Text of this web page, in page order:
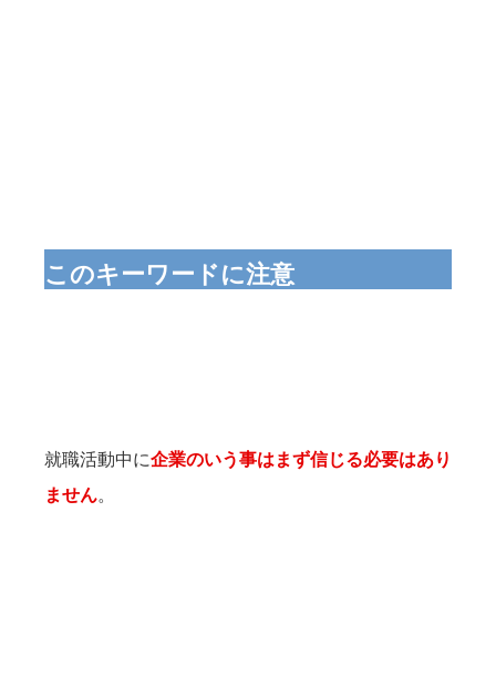
このキーワードに注意
就職活動中に企業のいう事はまず信じる必要はあり
ません。